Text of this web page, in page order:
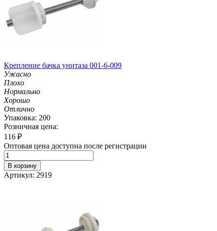
Крепление бачка унитаза 001-6-009
Ужасно
Плохо
Нормально
Хорошо
Отлично
Упаковка: 200
Розничная цена:
116 ₽
Оптовая цена доступна после регистрации
В корзину
Артикул: 2919